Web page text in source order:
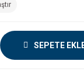
SEPETE